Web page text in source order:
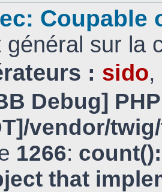
Coupable
général sur la
: sido,
Debug]
vendor/
1266:
that